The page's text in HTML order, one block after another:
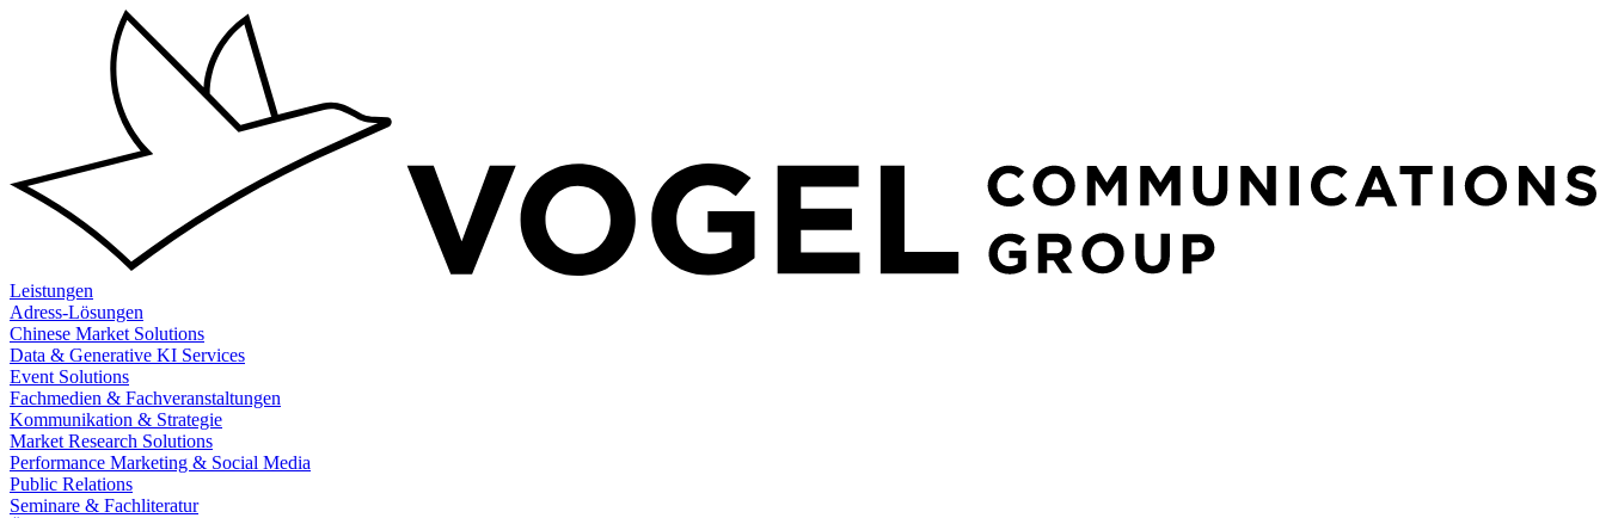
Leistungen
Adress-Lösungen
Chinese Market Solutions
Data & Generative KI Services
Event Solutions
Fachmedien & Fachveranstaltungen
Kommunikation & Strategie
Market Research Solutions
Performance Marketing & Social Media
Public Relations
Seminare & Fachliteratur